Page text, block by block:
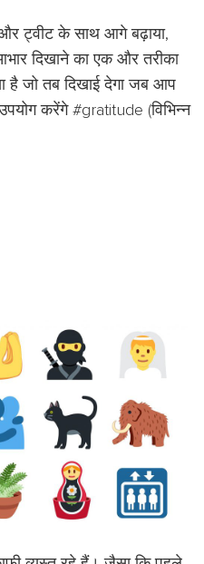
ट्वीट के साथ आगे बढ़ाया,
दिखाने का एक और तरीका
है जो तब दिखाई देगा जब आप
करेंगे #gratitude (विभिन्न